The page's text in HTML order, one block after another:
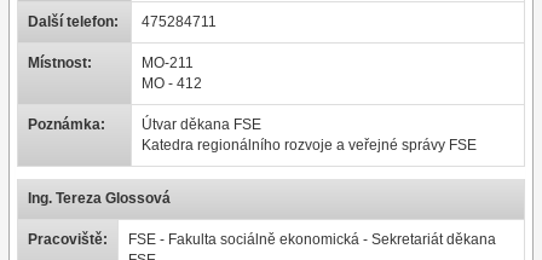
Další telefon: 475284711
Místnost:
MO-211
MO - 412
Poznámka:
Útvar děkana FSE
Katedra regionálního rozvoje a veřejné správy FSE
Ing. Tereza Glossová
Pracoviště:
FSE - Fakulta sociálně ekonomická - Sekretariát děkana